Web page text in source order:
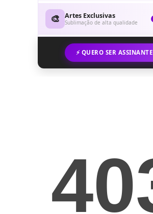
🎨 Artes Exclusivas
Sublimação de alta qualidade
⚡ QUERO SER ASSINANTE